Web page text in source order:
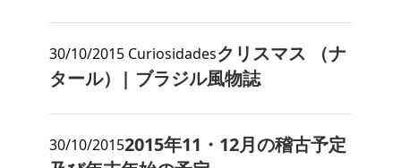
30/10/2015 Curiosidadesクリスマス （ナ
タール）| ブラジル風物誌
30/10/20152015年11・12月の稽古予定